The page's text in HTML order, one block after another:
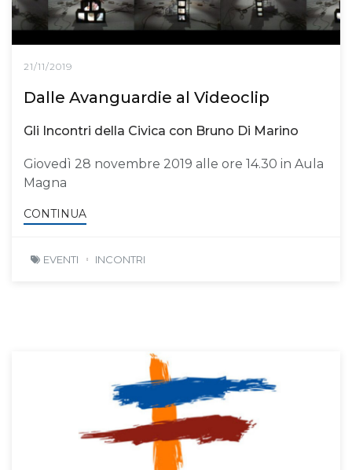
21/11/2019
Dalle Avanguardie al Videoclip
Gli Incontri della Civica con Bruno Di Marino
Giovedì 28 novembre 2019 alle ore 14.30 in Aula
Magna
CONTINUA
EVENTI INCONTRI